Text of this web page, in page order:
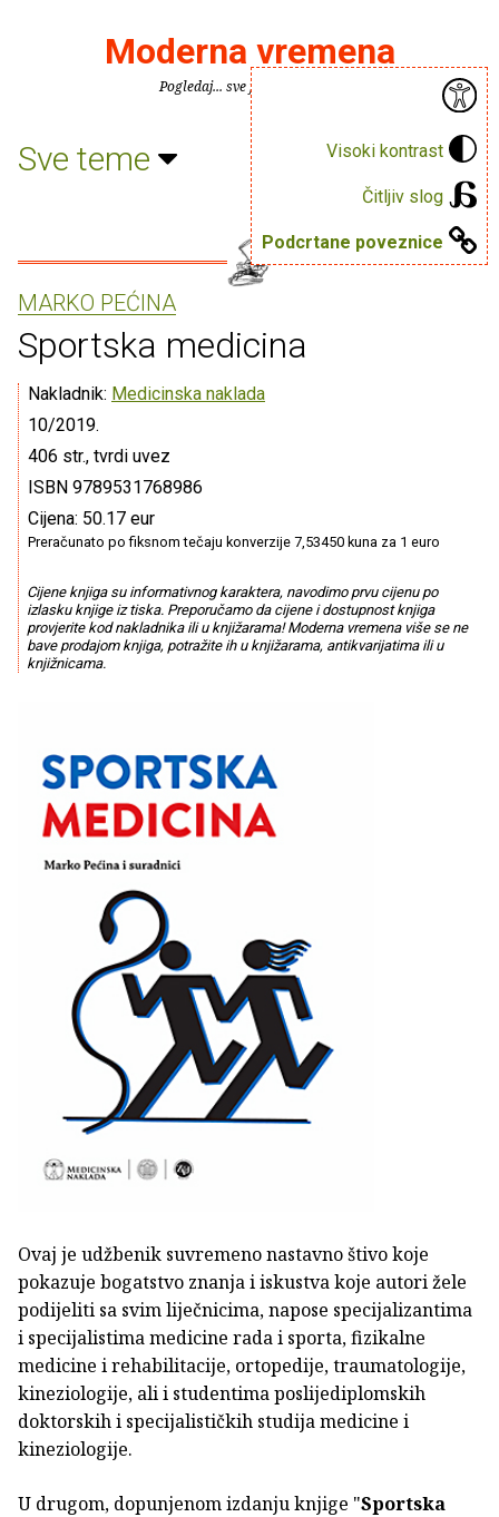
Visoki kontrast
Čitljiv slog
Podcrtane poveznice
Moderna vremena
Pogledaj... sve je puno knjiga.
Sve teme
MARKO PEĆINA
Sportska medicina
Nakladnik: Medicinska naklada
10/2019.
406 str., tvrdi uvez
ISBN 9789531768986
Cijena: 50.17 eur
Preračunato po fiksnom tečaju konverzije 7,53450 kuna za 1 euro
Cijene knjiga su informativnog karaktera, navodimo prvu cijenu po
izlasku knjige iz tiska. Preporučamo da cijene i dostupnost knjiga
provjerite kod nakladnika ili u knjižarama! Moderna vremena više se ne
bave prodajom knjiga, potražite ih u knjižarama, antikvarijatima ili u
knjižnicama.
Ovaj je udžbenik suvremeno nastavno štivo koje
pokazuje bogatstvo znanja i iskustva koje autori žele
podijeliti sa svim liječnicima, napose specijalizantima
i specijalistima medicine rada i sporta, fizikalne
medicine i rehabilitacije, ortopedije, traumatologije,
kineziologije, ali i studentima poslijediplomskih
doktorskih i specijalističkih studija medicine i
kineziologije.
U drugom, dopunjenom izdanju knjige "Sportska